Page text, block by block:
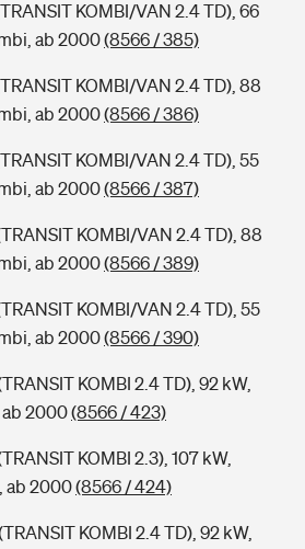
KOMBI/VAN 2.4 TD), 66
ab 2000(8566 / 385)
KOMBI/VAN 2.4 TD), 88
ab 2000(8566 / 386)
KOMBI/VAN 2.4 TD), 55
ab 2000(8566 / 387)
KOMBI/VAN 2.4 TD), 88
ab 2000(8566 / 389)
KOMBI/VAN 2.4 TD), 55
ab 2000(8566 / 390)
KOMBI 2.4 TD), 92 kW,
2000(8566 / 423)
KOMBI 2.3), 107 kW,
ab 2000(8566 / 424)
KOMBI 2.4 TD), 92 kW,